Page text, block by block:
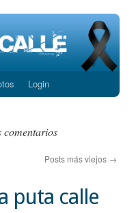
Login
comentarios
Posts más viejos →
puta calle